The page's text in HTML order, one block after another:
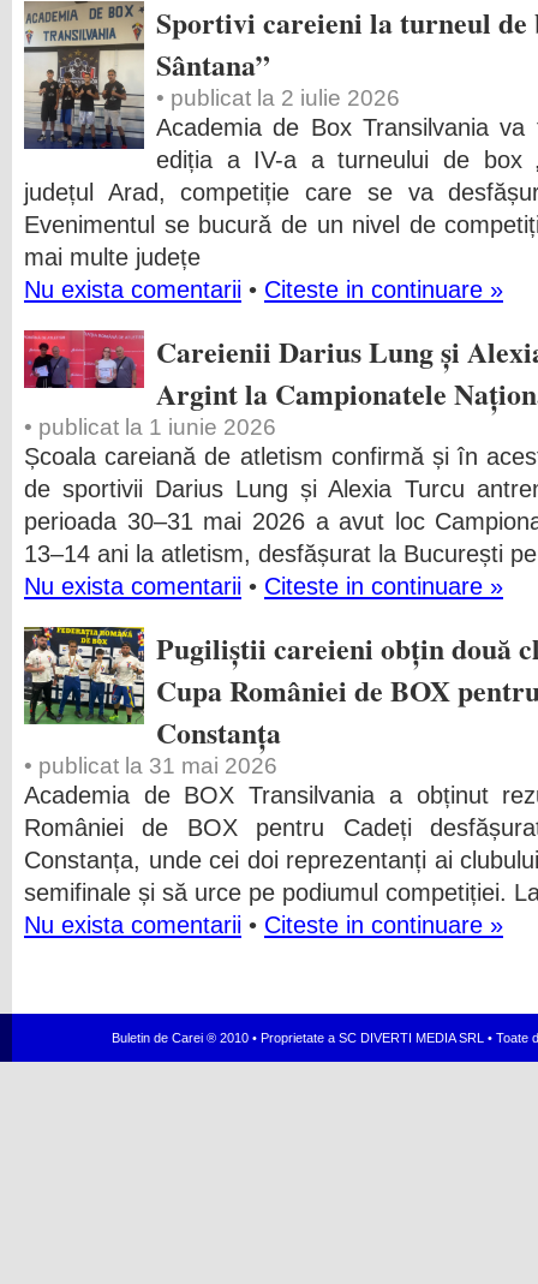
Sportivi careieni la turneul de
Sântana”
• publicat la 2 iulie 2026
Academia de Box Transilvania
ediția a IV-a a turneului de box
județul Arad, competiție care se va
Evenimentul se bucurǎ de un nivel de
mai multe județe
Nu exista comentarii • Citeste in continuare »
Careienii Darius Lung și
Argint la Campionatele
• publicat la 1 iunie 2026
Școala careiană de atletism confirmă și în
de sportivii Darius Lung și Alexia Turcu
perioada 30–31 mai 2026 a avut loc
13–14 ani la atletism, desfășurat la București
Nu exista comentarii • Citeste in continuare »
Pugiliștii careieni obțin două
Cupa României de BOX
Constanța
• publicat la 31 mai 2026
Academia de BOX Transilvania a obținut
României de BOX pentru Cadeți
Constanța, unde cei doi reprezentanți ai
semifinale și să urce pe podiumul competiției.
Nu exista comentarii • Citeste in continuare »
Buletin de Carei ® 2010 • Proprietate a SC DIVERTI MEDIA SRL •